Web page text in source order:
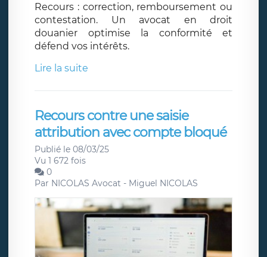
Recours : correction, remboursement ou
contestation. Un avocat en droit
douanier optimise la conformité et
défend vos intérêts.
Lire la suite
Recours contre une saisie
attribution avec compte bloqué
Publié le 08/03/25
Vu 1 672 fois
0
Par NICOLAS Avocat - Miguel NICOLAS